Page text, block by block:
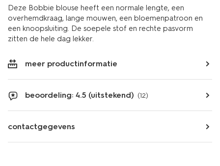
Deze Bobbie blouse heeft een normale lengte, een
overhemdkraag, lange mouwen, een bloemenpatroon en
een knoopsluiting. De soepele stof en rechte pasvorm
zitten de hele dag lekker.
meer productinformatie
beoordeling: 4.5 (uitstekend) (12)
contactgegevens